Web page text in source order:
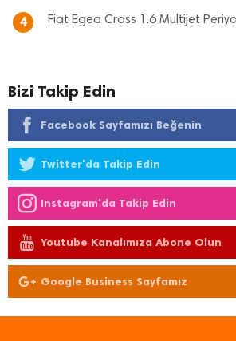
4 Fiat Egea Cross 1.6 Multijet
Bizi Takip Edin
Facebook Sayfamızı Beğenin
Twitter'da Takip Edin
Instagram'da Takip Edin
Youtube Kanalımıza Abone Olun
Google Business Sayfamız